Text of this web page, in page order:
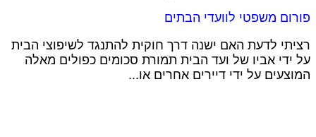
פורום משפטי לוועדי הבתים
רציתי לדעת האם ישנה דרך חוקית להתנגד לשיפוצי הבית
על ידי אביו של ועד הבית תמורת סכומים כפולים מאלה
המוצעים על ידי דיירים אחרים או...